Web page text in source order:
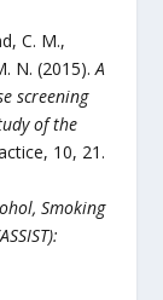
C. M.,
N. (2015).A
screening
of the
10, 21.
Smoking